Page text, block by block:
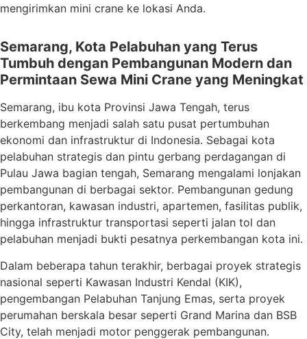
mengirimkan mini crane ke lokasi Anda.
Semarang, Kota Pelabuhan yang Terus
Tumbuh dengan Pembangunan Modern dan
Permintaan Sewa Mini Crane yang Meningkat
Semarang, ibu kota Provinsi Jawa Tengah, terus
berkembang menjadi salah satu pusat pertumbuhan
ekonomi dan infrastruktur di Indonesia. Sebagai kota
pelabuhan strategis dan pintu gerbang perdagangan di
Pulau Jawa bagian tengah, Semarang mengalami lonjakan
pembangunan di berbagai sektor. Pembangunan gedung
perkantoran, kawasan industri, apartemen, fasilitas publik,
hingga infrastruktur transportasi seperti jalan tol dan
pelabuhan menjadi bukti pesatnya perkembangan kota ini.
Dalam beberapa tahun terakhir, berbagai proyek strategis
nasional seperti Kawasan Industri Kendal (KIK),
pengembangan Pelabuhan Tanjung Emas, serta proyek
perumahan berskala besar seperti Grand Marina dan BSB
City, telah menjadi motor penggerak pembangunan.